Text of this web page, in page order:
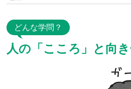
どんな学問？
人の「こころ」と向き